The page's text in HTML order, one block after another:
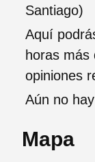
Santiago)
Aquí
horas
opiniones
Aún no
Mapa